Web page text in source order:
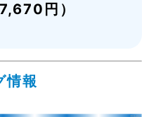
円）
情報